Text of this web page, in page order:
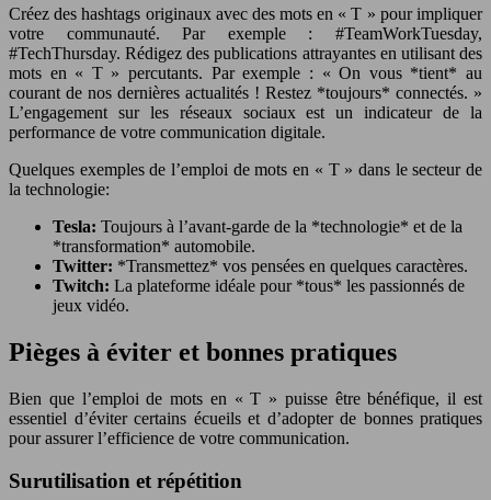
Créez des hashtags originaux avec des mots en « T » pour impliquer
votre communauté. Par exemple : #TeamWorkTuesday,
#TechThursday. Rédigez des publications attrayantes en utilisant des
mots en « T » percutants. Par exemple : « On vous *tient* au
courant de nos dernières actualités ! Restez *toujours* connectés. »
L’engagement sur les réseaux sociaux est un indicateur de la
performance de votre communication digitale.
Quelques exemples de l’emploi de mots en « T » dans le secteur de
la technologie:
Tesla: Toujours à l’avant-garde de la *technologie* et de la
*transformation* automobile.
Twitter: *Transmettez* vos pensées en quelques caractères.
Twitch: La plateforme idéale pour *tous* les passionnés de
jeux vidéo.
Pièges à éviter et bonnes pratiques
Bien que l’emploi de mots en « T » puisse être bénéfique, il est
essentiel d’éviter certains écueils et d’adopter de bonnes pratiques
pour assurer l’efficience de votre communication.
Surutilisation et répétition